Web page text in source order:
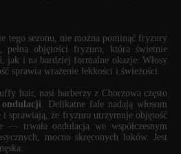
tego sezonu, nie można pominąć fryzury
pełna objętości fryzura, która świetnie
jak i na bardziej formalne okazje. Włosy
sprawia wrażenie lekkości i świeżości.
hair, nasi barberzy z Chorzowa często
ondulacji. Delikatne fale nadają włosom
i sprawiają, że fryzura utrzymuje objętość
— trwała ondulacja we współczesnym
mocno skręconych loków. Jest